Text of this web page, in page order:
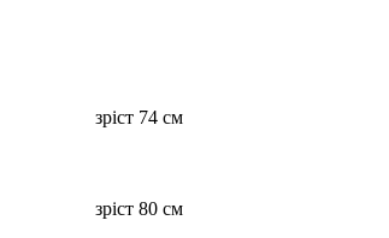
зріст 74 см
зріст 80 см